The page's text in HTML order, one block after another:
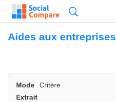
Aides aux entreprises
Mode Critère
Extrait